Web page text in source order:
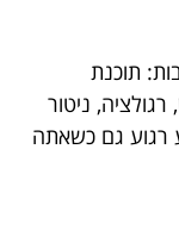
תוכנת
ניטור
רגוע גם כשאתה